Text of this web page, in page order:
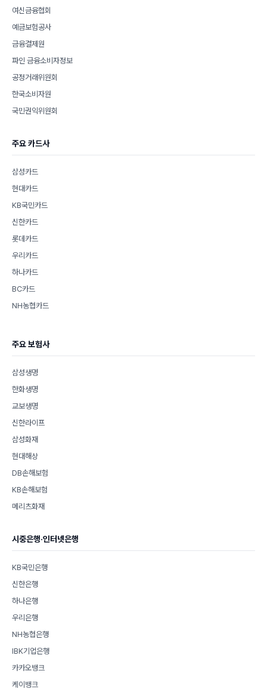
여신금융협회
예금보험공사
금융결제원
파인 금융소비자정보
공정거래위원회
한국소비자원
국민권익위원회
주요 카드사
삼성카드
현대카드
KB국민카드
신한카드
롯데카드
우리카드
하나카드
BC카드
NH농협카드
주요 보험사
삼성생명
한화생명
교보생명
신한라이프
삼성화재
현대해상
DB손해보험
KB손해보험
메리츠화재
시중은행·인터넷은행
KB국민은행
신한은행
하나은행
우리은행
NH농협은행
IBK기업은행
카카오뱅크
케이뱅크